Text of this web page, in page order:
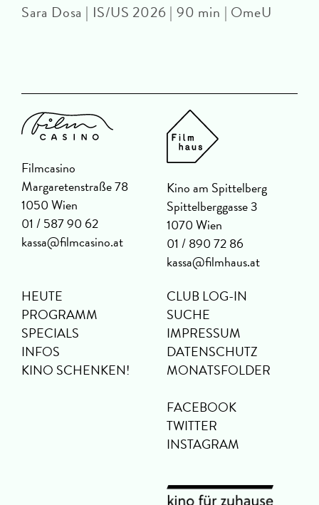
Sara Dosa | IS/US 2026 | 90 min | OmeU
Filmcasino
Margaretenstraße 78
1050 Wien
01 / 587 90 62
kassa@filmcasino.at
Kino am Spittelberg
Spittelberggasse 3
1070 Wien
01 / 890 72 86
kassa@filmhaus.at
HEUTE
PROGRAMM
SPECIALS
INFOS
KINO SCHENKEN!
CLUB LOG-IN
SUCHE
IMPRESSUM
DATENSCHUTZ
MONATSFOLDER
FACEBOOK
TWITTER
INSTAGRAM